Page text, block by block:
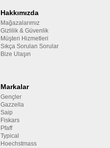
Hakkımızda
Mağazalarımız
Gizlilik & Güvenlik
Müşteri Hizmetleri
Sıkça Sorulan Sorular
Bize Ulaşın
Markalar
Gençler
Gazzella
Saip
Fiskars
Pfaff
Typical
Hoechstmass